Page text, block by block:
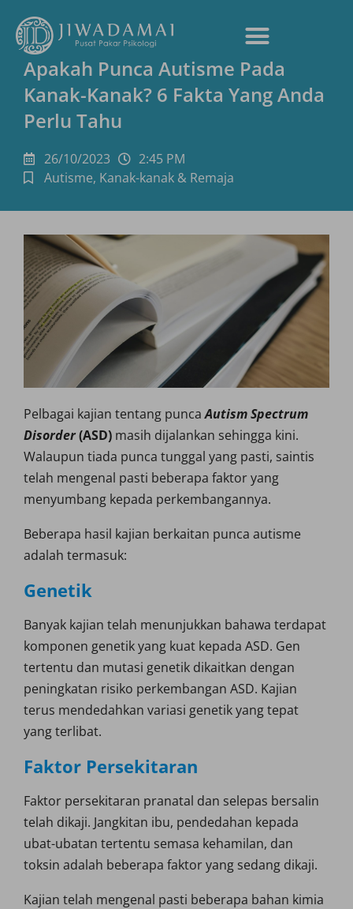
Apakah Punca Autisme Pada
Kanak-Kanak? 6 Fakta Yang Anda
Perlu Tahu
26/10/2023
2:45 PM
Autisme, Kanak-kanak & Remaja
Pelbagai kajian tentang puncaAutism Spectrum
Disorder(ASD) masih dijalankan sehingga kini.
Walaupun tiada punca tunggal yang pasti, saintis
telah mengenal pasti beberapa faktor yang
menyumbang kepada perkembangannya.
Beberapa hasil kajian berkaitan punca autisme
adalah termasuk:
Genetik
Banyak kajian telah menunjukkan bahawa terdapat
komponen genetik yang kuat kepada ASD. Gen
tertentu dan mutasi genetik dikaitkan dengan
peningkatan risiko perkembangan ASD. Kajian
terus mendedahkan variasi genetik yang tepat
yang terlibat.
Faktor Persekitaran
Faktor persekitaran pranatal dan selepas bersalin
telah dikaji. Jangkitan ibu, pendedahan kepada
ubat-ubatan tertentu semasa kehamilan, dan
toksin adalah beberapa faktor yang sedang dikaji.
Kajian telah mengenal pasti beberapa bahan kimia